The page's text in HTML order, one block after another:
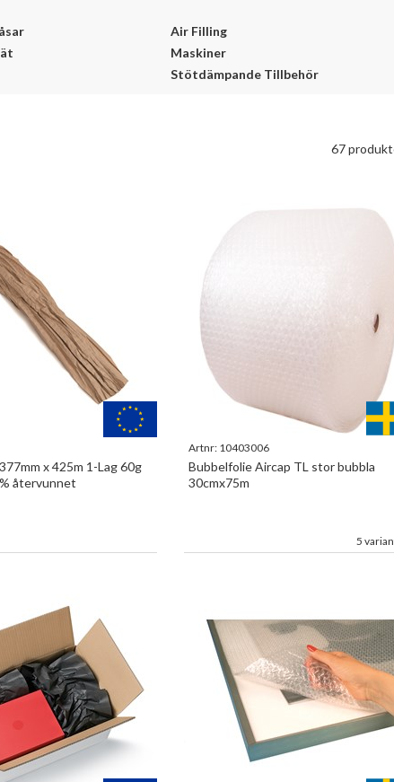
Air Filling
Maskiner
Stötdämpande Tillbehör
67
x 425m 1-Lag 60g
återvunnet
Artnr: 10403006
Bubbelfolie Aircap TL stor bubbla
30cmx75m
5